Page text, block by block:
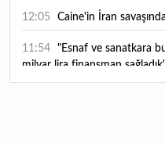
12:05 Caine'in İran
11:54
milyar lira finansman